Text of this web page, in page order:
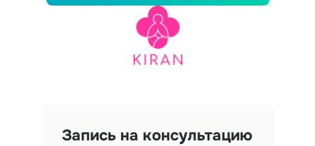
Запись на консультацию